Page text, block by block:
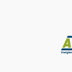
Producător